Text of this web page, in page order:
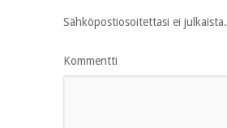
Sähköpostiosoitettasi ei julkaista.
Kommentti